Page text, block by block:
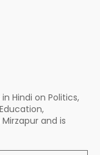
Hindi on Politics,
and is